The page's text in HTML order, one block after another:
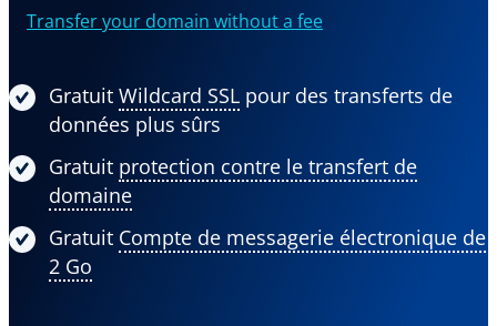
Transfer your domain without a fee
Gratuit Wildcard SSL pour des transferts de
données plus sûrs
Gratuit protection contre le transfert de
domaine
Gratuit Compte de messagerie électronique de
2 Go